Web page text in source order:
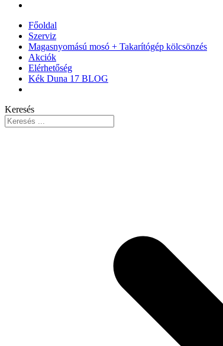
Főoldal
Szerviz
Magasnyomású mosó + Takarítógép kölcsönzés
Akciók
Elérhetőség
Kék Duna 17 BLOG
Keresés